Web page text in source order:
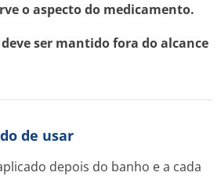
o aspecto do medicamento.
ser mantido fora do alcance
de usar
depois do banho e a cada